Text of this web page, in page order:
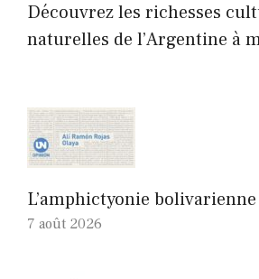
Découvrez les richesses
naturelles de l’Argentine à
L’amphictyonie bolivarienne
7 août 2026